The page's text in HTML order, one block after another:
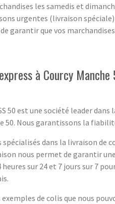
les samedis et
urgentes (livraison
garantir que vos
à Courcy Manche
50 est une société leader
50. Nous garantissons la
spécialisés dans la livraison de
nous permet de garantir
sur 24 et 7 jours sur 7
exemples de colis que nous